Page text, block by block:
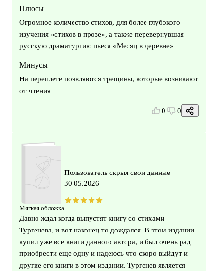
Плюсы
Огромное количество стихов, для более глубокого
изучения «стихов в прозе», а также перевернувшая
русскую драматургию пьеса «Месяц в деревне»
Минусы
На переплете появляются трещины, которые возникают
от чтения
0 0
Мягкая обложка
Пользователь скрыл свои данные
30.05.2026
Давно ждал когда выпустят книгу со стихами
Тургенева, и вот наконец то дождался. В этом издании
купил уже все книги данного автора, и был очень рад
приобрести еще одну и надеюсь что скоро выйдут и
другие его книги в этом издании. Тургенев является